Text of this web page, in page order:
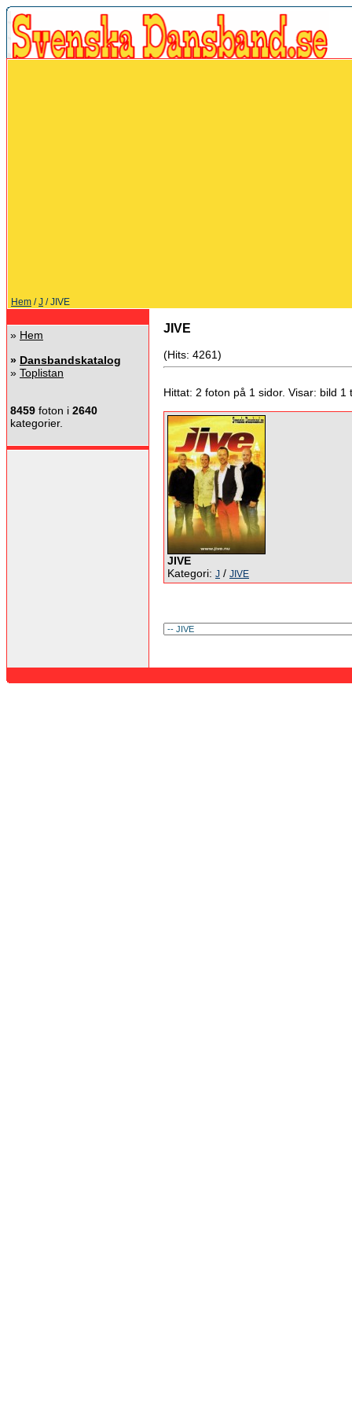
Hem /J / JIVE
» Hem
» Dansbandskatalog
» Toplistan
8459 foton i 2640
kategorier.
JIVE
(Hits: 4261)
Hittat: 2 foton på 1 sidor. Visar: bild 1
JIVE
Kategori: J / JIVE